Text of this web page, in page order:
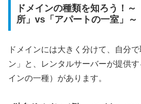
ドメインの種類を知ろう！～
所」vs「アパートの一室」～
ドメインには大きく分けて、自分
ン」と、レンタルサーバーが提供
インの一種）があります。